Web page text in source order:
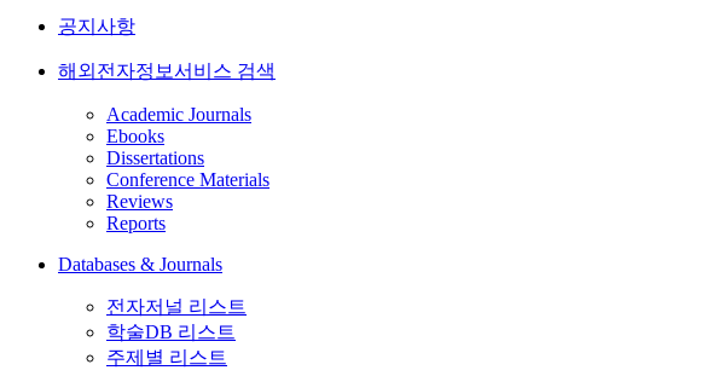
공지사항
해외전자정보서비스 검색
Academic Journals
Ebooks
Dissertations
Conference Materials
Reviews
Reports
Databases & Journals
전자저널 리스트
학술DB 리스트
주제별 리스트